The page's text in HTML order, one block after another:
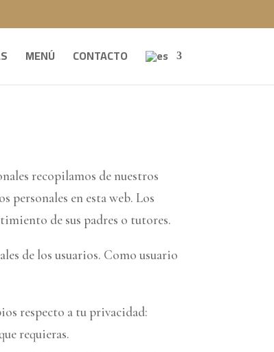
MENÚ CONTACTO
recopilamos de nuestros
personales en esta web. Los
de sus padres o tutores.
de los usuarios. Como usuario
respecto a tu privacidad:
requieras.